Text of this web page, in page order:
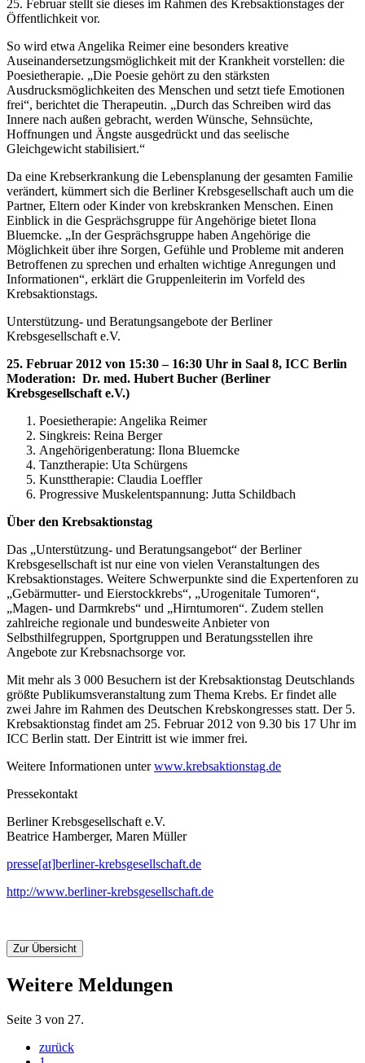
25. Februar stellt sie dieses im Rahmen des Krebsaktionstages der
Öffentlichkeit vor.
So wird etwa Angelika Reimer eine besonders kreative
Auseinandersetzungsmöglichkeit mit der Krankheit vorstellen: die
Poesietherapie. „Die Poesie gehört zu den stärksten
Ausdrucksmöglichkeiten des Menschen und setzt tiefe Emotionen
frei“, berichtet die Therapeutin. „Durch das Schreiben wird das
Innere nach außen gebracht, werden Wünsche, Sehnsüchte,
Hoffnungen und Ängste ausgedrückt und das seelische
Gleichgewicht stabilisiert.“
Da eine Krebserkrankung die Lebensplanung der gesamten Familie
verändert, kümmert sich die Berliner Krebsgesellschaft auch um die
Partner, Eltern oder Kinder von krebskranken Menschen. Einen
Einblick in die Gesprächsgruppe für Angehörige bietet Ilona
Bluemcke. „In der Gesprächsgruppe haben Angehörige die
Möglichkeit über ihre Sorgen, Gefühle und Probleme mit anderen
Betroffenen zu sprechen und erhalten wichtige Anregungen und
Informationen“, erklärt die Gruppenleiterin im Vorfeld des
Krebsaktionstags.
Unterstützung- und Beratungsangebote der Berliner
Krebsgesellschaft e.V.
25. Februar 2012 von 15:30 – 16:30 Uhr in Saal 8, ICC Berlin
Moderation: Dr. med. Hubert Bucher (Berliner
Krebsgesellschaft e.V.)
Poesietherapie: Angelika Reimer
Singkreis: Reina Berger
Angehörigenberatung: Ilona Bluemcke
Tanztherapie: Uta Schürgens
Kunsttherapie: Claudia Loeffler
Progressive Muskelentspannung: Jutta Schildbach
Über den Krebsaktionstag
Das „Unterstützung- und Beratungsangebot“ der Berliner
Krebsgesellschaft ist nur eine von vielen Veranstaltungen des
Krebsaktionstages. Weitere Schwerpunkte sind die Expertenforen zu
„Gebärmutter- und Eierstockkrebs“, „Urogenitale Tumoren“,
„Magen- und Darmkrebs“ und „Hirntumoren“. Zudem stellen
zahlreiche regionale und bundesweite Anbieter von
Selbsthilfegruppen, Sportgruppen und Beratungsstellen ihre
Angebote zur Krebsnachsorge vor.
Mit mehr als 3 000 Besuchern ist der Krebsaktionstag Deutschlands
größte Publikumsveranstaltung zum Thema Krebs. Er findet alle
zwei Jahre im Rahmen des Deutschen Krebskongresses statt. Der 5.
Krebsaktionstag findet am 25. Februar 2012 von 9.30 bis 17 Uhr im
ICC Berlin statt. Der Eintritt ist wie immer frei.
Weitere Informationen unterwww.krebsaktionstag.de
Pressekontakt
Berliner Krebsgesellschaft e.V.
Beatrice Hamberger, Maren Müller
presse[at]berliner-krebsgesellschaft.de
http://www.berliner-krebsgesellschaft.de
Zur Übersicht
Weitere Meldungen
Seite 3 von 27.
zurück